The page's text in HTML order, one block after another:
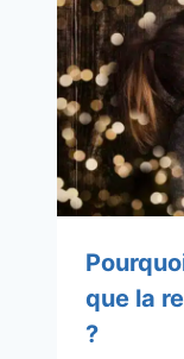
que la
?